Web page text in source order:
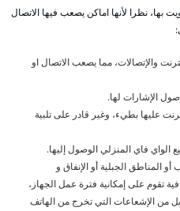
نظرا لأنها اماكن يصعب فيها الاتصال
والإتصالات، مما يصعب الاتصال او
الإشارات لها.
عليها بطيء، وغير قادر على تلبية
الواي فاي المنزلي الوصول إليها.
الجبلية أو الإنفاق و
تقوم على إمكانية فترة عمل الجهاز،
من الإشعاعات التي تخرج من الهاتف